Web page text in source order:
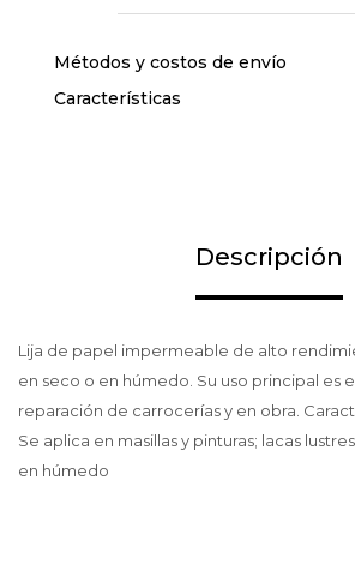
Métodos y costos de envío
Características
Descripción
Lija de papel impermeable de alto
en seco o en húmedo. Su uso principal es
reparación de carrocerías y en obra.
Se aplica en masillas y pinturas; lacas
en húmedo